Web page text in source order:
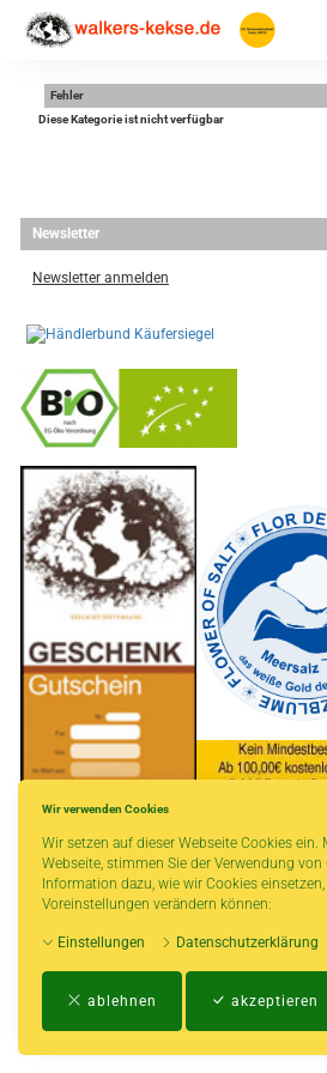
Wir verwenden Cookies
Wir setzen auf dieser Webseite Cookies
Webseite, stimmen Sie der Verwendung von
Information dazu, wie wir Cookies
Voreinstellungen verändern können:
Einstellungen Datenschutzerklärung
ablehnen akzeptieren
Fehler
Diese Kategorie ist nicht verfügbar
Newsletter
Newsletter anmelden
* gilt für Lieferungen innerhalb Deutschlands,
entnehmen Sie bitte der Schaltfläche mit den
Impressum-AGB-Zahlungs- und
Biozertifikat
Widerrufsrecht